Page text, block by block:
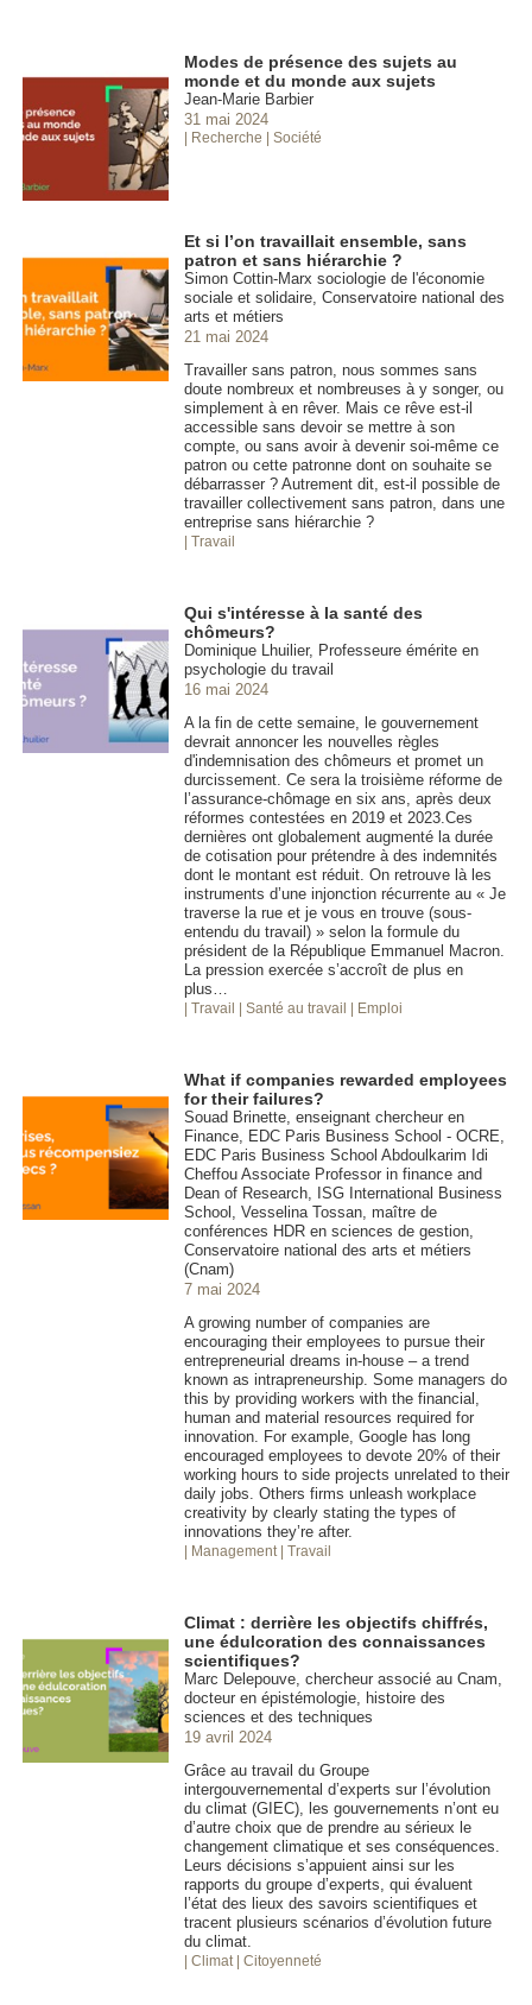
Modes de présence des sujets au
monde et du monde aux sujets
Jean-Marie Barbier
31 mai 2024
| Recherche | Société
Et si l’on travaillait ensemble, sans
patron et sans hiérarchie ?
Simon Cottin-Marx sociologie de l'économie
sociale et solidaire, Conservatoire national des
arts et métiers
21 mai 2024
Travailler sans patron, nous sommes sans
doute nombreux et nombreuses à y songer, ou
simplement à en rêver. Mais ce rêve est-il
accessible sans devoir se mettre à son
compte, ou sans avoir à devenir soi-même ce
patron ou cette patronne dont on souhaite se
débarrasser ? Autrement dit, est-il possible de
travailler collectivement sans patron, dans une
entreprise sans hiérarchie ?
| Travail
Qui s'intéresse à la santé des
chômeurs?
Dominique Lhuilier, Professeure émérite en
psychologie du travail
16 mai 2024
A la fin de cette semaine, le gouvernement
devrait annoncer les nouvelles règles
d'indemnisation des chômeurs et promet un
durcissement. Ce sera la troisième réforme de
l’assurance-chômage en six ans, après deux
réformes contestées en 2019 et 2023.Ces
dernières ont globalement augmenté la durée
de cotisation pour prétendre à des indemnités
dont le montant est réduit. On retrouve là les
instruments d’une injonction récurrente au « Je
traverse la rue et je vous en trouve (sous-
entendu du travail) » selon la formule du
président de la République Emmanuel Macron.
La pression exercée s’accroît de plus en
plus…
| Travail | Santé au travail | Emploi
What if companies rewarded employees
for their failures?
Souad Brinette, enseignant chercheur en
Finance, EDC Paris Business School - OCRE,
EDC Paris Business School Abdoulkarim Idi
Cheffou Associate Professor in finance and
Dean of Research, ISG International Business
School, Vesselina Tossan, maître de
conférences HDR en sciences de gestion,
Conservatoire national des arts et métiers
(Cnam)
7 mai 2024
A growing number of companies are
encouraging their employees to pursue their
entrepreneurial dreams in-house – a trend
known as intrapreneurship. Some managers do
this by providing workers with the financial,
human and material resources required for
innovation. For example, Google has long
encouraged employees to devote 20% of their
working hours to side projects unrelated to their
daily jobs. Others firms unleash workplace
creativity by clearly stating the types of
innovations they’re after.
| Management | Travail
Climat : derrière les objectifs chiffrés,
une édulcoration des connaissances
scientifiques?
Marc Delepouve, chercheur associé au Cnam,
docteur en épistémologie, histoire des
sciences et des techniques
19 avril 2024
Grâce au travail du Groupe
intergouvernemental d’experts sur l’évolution
du climat (GIEC), les gouvernements n’ont eu
d’autre choix que de prendre au sérieux le
changement climatique et ses conséquences.
Leurs décisions s’appuient ainsi sur les
rapports du groupe d’experts, qui évaluent
l’état des lieux des savoirs scientifiques et
tracent plusieurs scénarios d’évolution future
du climat.
| Climat | Citoyenneté